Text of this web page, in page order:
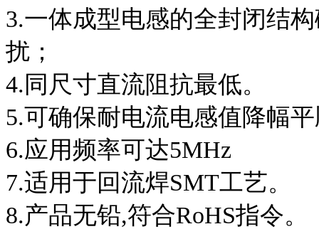
3.一体成型电感的全封闭结
扰；
4.同尺寸直流阻抗最低。
5.可确保耐电流电感值降幅
6.应用频率可达5MHz
7.适用于回流焊SMT工艺。
8.产品无铅,符合RoHS指令。